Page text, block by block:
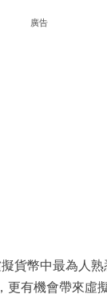
廣告
貨幣中最為人
更有機會帶來虛